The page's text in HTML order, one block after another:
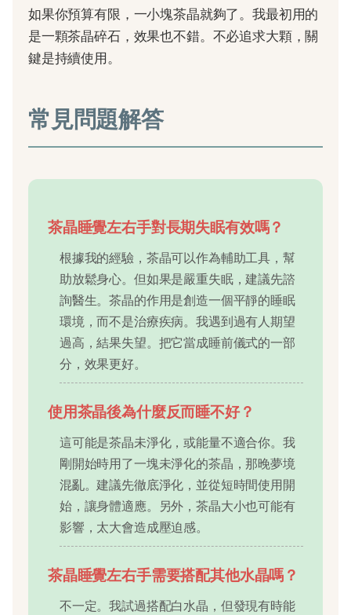
如果你預算有限，一小塊茶晶就夠了。我最初用的
是一顆茶晶碎石，效果也不錯。不必追求大顆，關
鍵是持續使用。
常見問題解答
茶晶睡覺左右手對長期失眠有效嗎？
根據我的經驗，茶晶可以作為輔助工具，幫
助放鬆身心。但如果是嚴重失眠，建議先諮
詢醫生。茶晶的作用是創造一個平靜的睡眠
環境，而不是治療疾病。我遇到過有人期望
過高，結果失望。把它當成睡前儀式的一部
分，效果更好。
使用茶晶後為什麼反而睡不好？
這可能是茶晶未淨化，或能量不適合你。我
剛開始時用了一塊未淨化的茶晶，那晚夢境
混亂。建議先徹底淨化，並從短時間使用開
始，讓身體適應。另外，茶晶大小也可能有
影響，太大會造成壓迫感。
茶晶睡覺左右手需要搭配其他水晶嗎？
不一定。我試過搭配白水晶，但發現有時能